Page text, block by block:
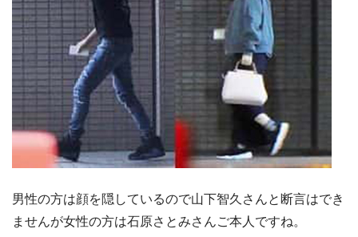
男性の方は顔を隠しているので山下智久さんと断言はでき
ませんが女性の方は石原さとみさんご本人ですね。